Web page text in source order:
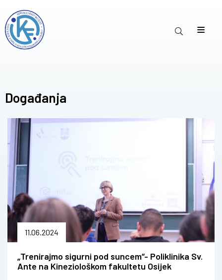
Događanja
11.06.2024
„Trenirajmo sigurni pod suncem“- Poliklinika Sv.
Ante na Kineziološkom fakultetu Osijek